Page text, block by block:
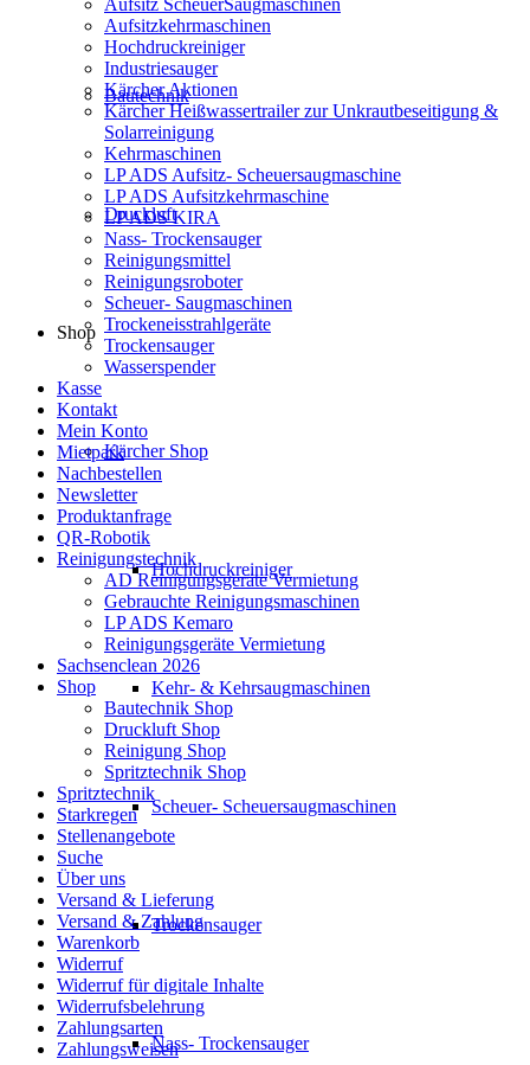
Bautechnik
Druckluft
Shop
Kärcher Shop
Hochdruckreiniger
Kehr- & Kehrsaugmaschinen
Scheuer- Scheuersaugmaschinen
Trockensauger
Nass- Trockensauger
Aufsitz ScheuerSaugmaschinen
Aufsitzkehrmaschinen
Hochdruckreiniger
Industriesauger
Kärcher Aktionen
Kärcher Heißwassertrailer zur Unkrautbeseitigung &
Solarreinigung
Kehrmaschinen
LP ADS Aufsitz- Scheuersaugmaschine
LP ADS Aufsitzkehrmaschine
LP ADS KIRA
Nass- Trockensauger
Reinigungsmittel
Reinigungsroboter
Scheuer- Saugmaschinen
Trockeneisstrahlgeräte
Trockensauger
Wasserspender
Kasse
Kontakt
Mein Konto
Mietpark
Nachbestellen
Newsletter
Produktanfrage
QR-Robotik
Reinigungstechnik
AD Reinigungsgeräte Vermietung
Gebrauchte Reinigungsmaschinen
LP ADS Kemaro
Reinigungsgeräte Vermietung
Sachsenclean 2026
Shop
Bautechnik Shop
Druckluft Shop
Reinigung Shop
Spritztechnik Shop
Spritztechnik
Starkregen
Stellenangebote
Suche
Über uns
Versand & Lieferung
Versand & Zahlung
Warenkorb
Widerruf
Widerruf für digitale Inhalte
Widerrufsbelehrung
Zahlungsarten
Zahlungsweisen